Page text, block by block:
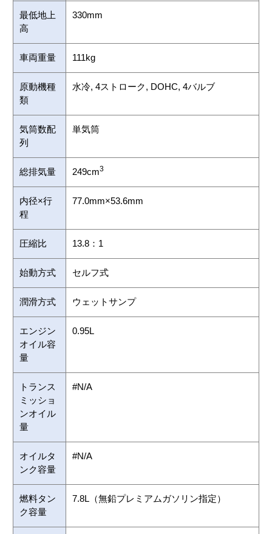
最低地上
高
330mm
車両重量 111kg
原動機種
類
水冷, 4ストローク, DOHC, 4バルブ
気筒数配
列
単気筒
総排気量 249cm3
内径×行
程
77.0mm×53.6mm
圧縮比 13.8：1
始動方式 セルフ式
潤滑方式 ウェットサンプ
エンジン
オイル容
量
0.95L
トランス
ミッショ
ンオイル
量
#N/A
オイルタ
ンク容量
#N/A
燃料タン
ク容量
7.8L（無鉛プレミアムガソリン指定）